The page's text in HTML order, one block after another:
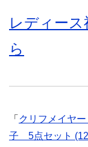
レディース
ら
「 クリフメイヤ
子 5点セット